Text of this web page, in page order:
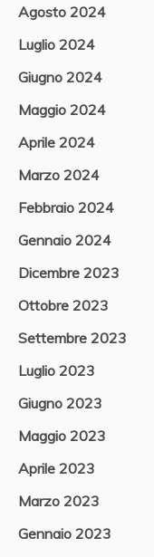
Agosto 2024
Luglio 2024
Giugno 2024
Maggio 2024
Aprile 2024
Marzo 2024
Febbraio 2024
Gennaio 2024
Dicembre 2023
Ottobre 2023
Settembre 2023
Luglio 2023
Giugno 2023
Maggio 2023
Aprile 2023
Marzo 2023
Gennaio 2023